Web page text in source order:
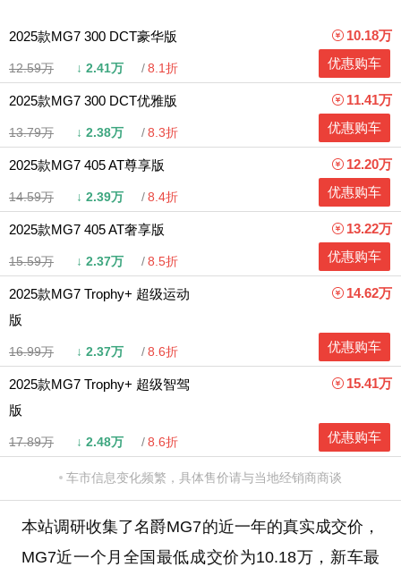
2025款MG7 300 DCT豪华版
12.59万 ↓ 2.41万 8.1折
10.18万
优惠购车
2025款MG7 300 DCT优雅版
13.79万 ↓ 2.38万 8.3折
11.41万
优惠购车
2025款MG7 405 AT尊享版
14.59万 ↓ 2.39万 8.4折
12.20万
优惠购车
2025款MG7 405 AT奢享版
15.59万 ↓ 2.37万 8.5折
13.22万
优惠购车
2025款MG7 Trophy+ 超级运动
版
16.99万 ↓ 2.37万 8.6折
14.62万
优惠购车
2025款MG7 Trophy+ 超级智驾
版
17.89万 ↓ 2.48万 8.6折
15.41万
优惠购车
车市信息变化频繁，具体售价请与当地经销商商谈
本站调研收集了名爵MG7的近一年的真实成交价，
MG7近一个月全国最低成交价为10.18万，新车最